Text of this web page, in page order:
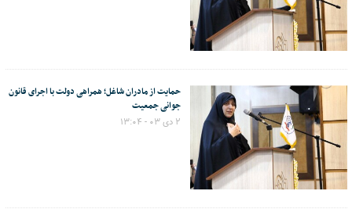
حمایت از مادران شاغل؛ همراهی دولت با اجرای قانون
جوانی جمعیت
۲ دی ۰۳ - ۱۳:۰۴